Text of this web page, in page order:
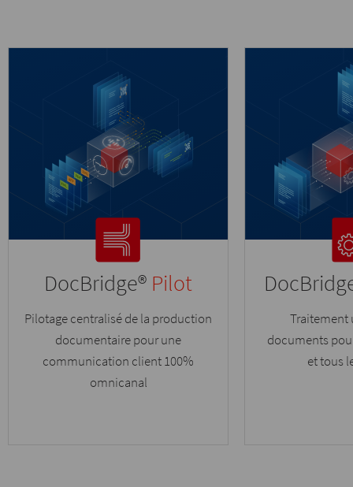
DocBridge® Pilot
Pilotage centralisé de la production
documentaire pour une
communication client 100%
omnicanal
Traitement
documents
et tous